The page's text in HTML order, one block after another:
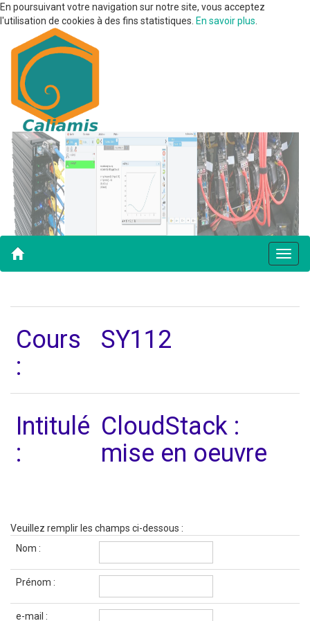
En poursuivant votre navigation sur notre site, vous acceptez
l'utilisation de cookies à des fins statistiques. En savoir plus
Cours
:
SY112
Intitulé
:
CloudStack :
mise en oeuvre
Veuillez remplir les champs ci-dessous :
Nom :
Prénom :
e-mail :